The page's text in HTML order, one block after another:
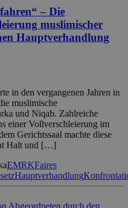
– Die
muslimischer
Hauptverhandlung
in den vergangenen Jahren in
muslimische
und Niqab. Zahlreiche
einer Vollverschleierung im
Gerichtssaal machte diese
Halt und […]
EMRKFaires
Hauptverhandlung